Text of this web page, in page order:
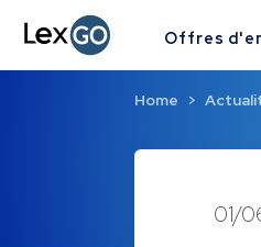
Offres
Home
01/